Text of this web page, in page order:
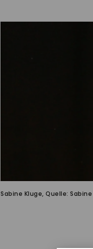
Sabine Kluge, Quelle: